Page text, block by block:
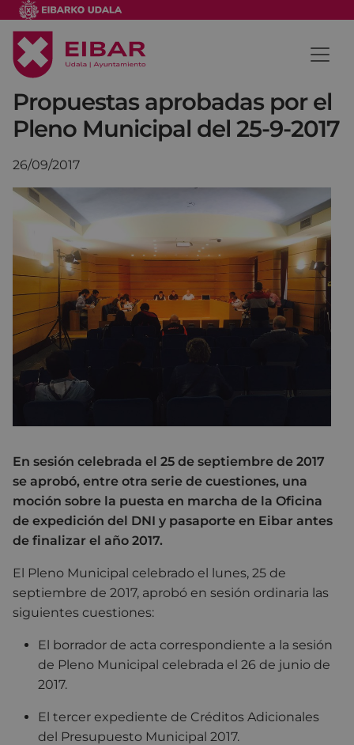
Propuestas aprobadas por el
Pleno Municipal del 25-9-2017
26/09/2017
En sesión celebrada el 25 de septiembre de 2017
se aprobó, entre otra serie de cuestiones, una
moción sobre la puesta en marcha de la Oficina
de expedición del DNI y pasaporte en Eibar antes
de finalizar el año 2017.
El Pleno Municipal celebrado el lunes, 25 de
septiembre de 2017, aprobó en sesión ordinaria las
siguientes cuestiones:
El borrador de acta correspondiente a la sesión
de Pleno Municipal celebrada el 26 de junio de
2017.
El tercer expediente de Créditos Adicionales
del Presupuesto Municipal 2017.